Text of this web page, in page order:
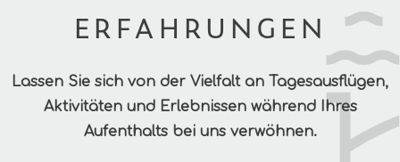
ERFAHRUNGEN
Lassen Sie sich von der Vielfalt an Tagesausflügen,
Aktivitäten und Erlebnissen während Ihres
Aufenthalts bei uns verwöhnen.